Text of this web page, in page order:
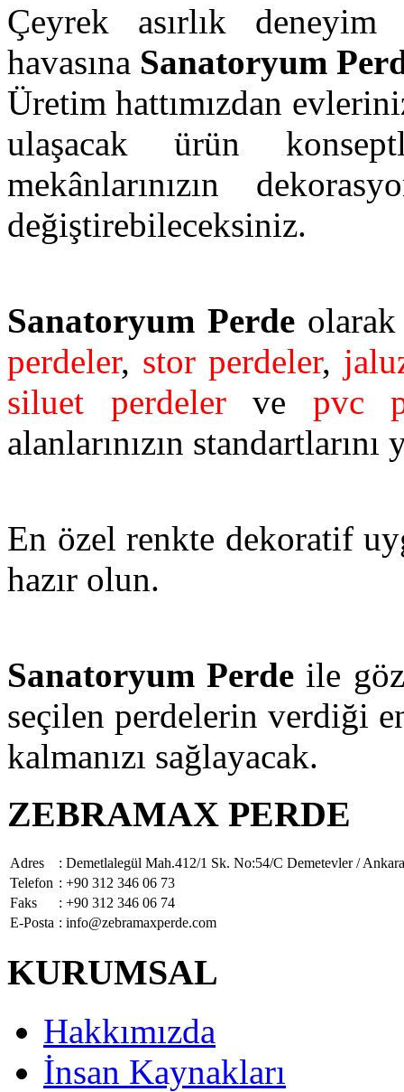
Çeyrek asırlık deneyim
havasına Sanatoryum
Üretim hattımızdan
ulaşacak ürün
mekânlarınızın
değiştirebileceksiniz.
Sanatoryum Perdeolarak
perdeler, stor perdeler,
siluet perdelerve pvc
alanlarınızın
En özel renkte dekoratif
hazır olun.
Sanatoryum Perde ile
seçilen perdelerin verdiği
kalmanızı sağlayacak.
ZEBRAMAX PERDE
Adres
: Demetlalegül Mah.412/1 Sk. No:54/C Demetevler / Ankara
Telefon : +90 312 346 06 73
Faks
: +90 312 346 06 74
E-Posta : info@zebramaxperde.com
KURUMSAL
Hakkımızda
İnsan Kaynakları